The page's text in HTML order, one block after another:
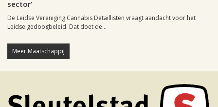
sector'
De Leidse Vereniging Cannabis Detaillisten vraagt aandacht voor het
Leidse gedoogbeleid. Dat doet de...
Meer Maatschappij